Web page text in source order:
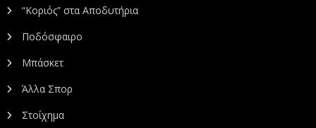
“Κοριός” στα Αποδυτήρια
Ποδόσφαιρο
Μπάσκετ
Άλλα Σπορ
Στοίχημα